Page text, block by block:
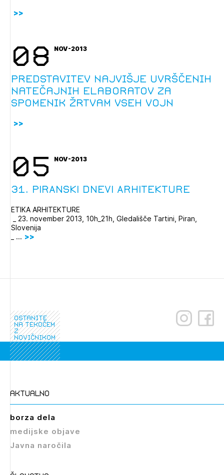
PRIJAVITE SE
08 NOV-2013
Predstavitev najvišje uvrščenih
natečajnih elaboratov za
Spomenik žrtvam vseh vojn
05 NOV-2013
31. PIRANSKI DNEVI ARHITEKTURE
ETIKA ARHITEKTURE
_ 23. november 2013, 10h_21h, Gledališče Tartini, Piran,
Slovenija
_ ...
ostanite
na tekočem
z
novičnikom
aktualno
borza dela
medijske objave
Javna naročila